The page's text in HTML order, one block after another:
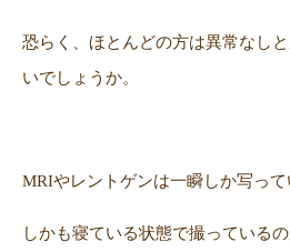
恐らく、ほとんどの方は異常なし
いでしょうか。
MRIやレントゲンは一瞬しか写って
しかも寝ている状態で撮っているの